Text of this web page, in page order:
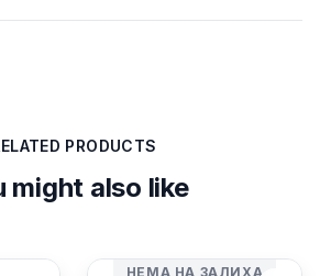
PRODUCTS
might also like
НЕМА НА ЗАЛИХА